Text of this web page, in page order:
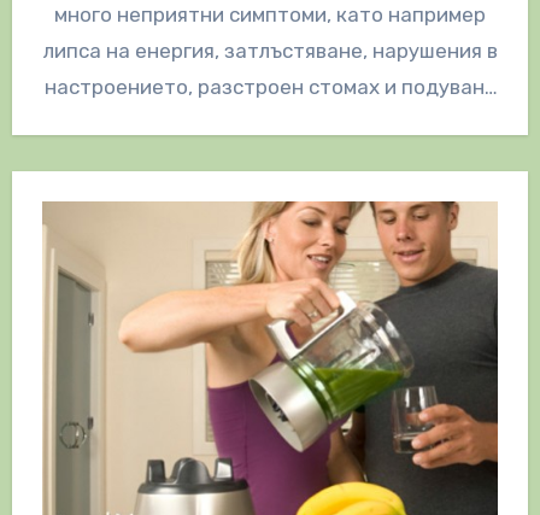
много неприятни симптоми, като например
липса на енергия, затлъстяване, нарушения в
настроението, разстроен стомах и подуване